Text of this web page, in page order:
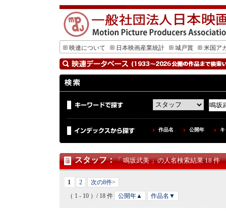
映連について 日本映画産業統計 城戸賞 米国ア
作品名 公開年
スタッフ：「 鳴坂武美 」の人名検索結果 18 件
1 2
次の8件>
（ 1 - 10 ）/ 18 件
公開年▲ 作品名▼